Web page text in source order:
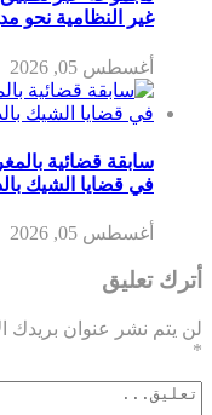
غير النظامية نحو
أغسطس 05, 2026
سابقة قضائية
في قضايا الشيك
أغسطس 05, 2026
أترك تعليق
لن يتم نشر عنوان بريدك
*